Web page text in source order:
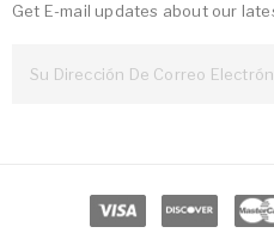
Get E-mail updates about our